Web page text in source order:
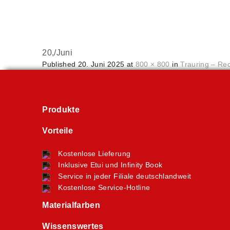
20,/Juni
Published 20. Juni 2025 at 800 × 800 inTrauring –
Produkte
Vorteile
Kostenlose Lieferung
Inklusive Etui und Infinity Book
Service in jeder Filiale deutschlandweit
Kostenlose Service-Hotline
Materialfarben
Wissenswertes